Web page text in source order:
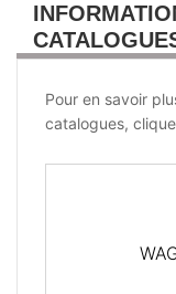
Pour en savoir
catalogues,